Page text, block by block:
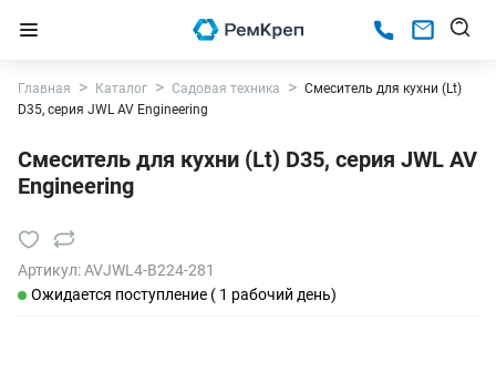
Главная Каталог Садовая техника
Смеситель для кухни (Lt)
D35, серия JWL AV Engineering
Смеситель для кухни (Lt) D35, серия JWL AV
Engineering
Артикул:AVJWL4-B224-281
Ожидается поступление ( 1 рабочий день)